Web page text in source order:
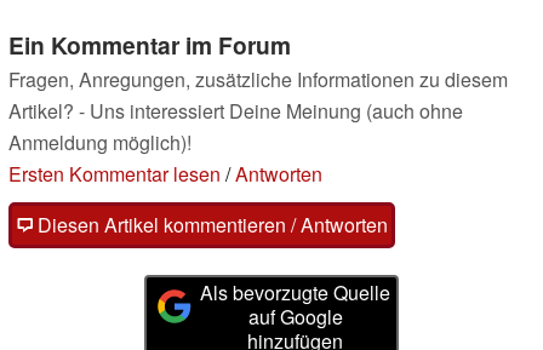
Ein Kommentar im Forum
Fragen, Anregungen, zusätzliche Informationen zu diesem
Artikel? - Uns interessiert Deine Meinung (auch ohne
Anmeldung möglich)!
Ersten Kommentar lesen /Antworten
Diesen Artikel kommentieren / Antworten
Als bevorzugte Quelle
auf Google
hinzufügen